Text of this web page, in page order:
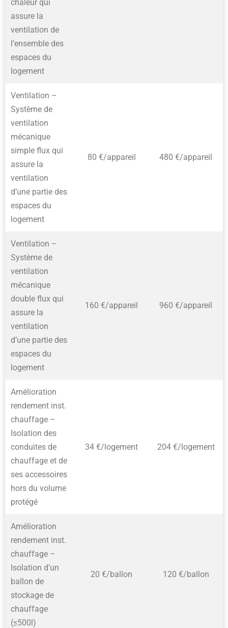
chaleur qui
assure la
ventilation de
l’ensemble des
espaces du
logement
Ventilation –
Système de
ventilation
mécanique
simple flux qui
assure la
ventilation
d’une partie des
espaces du
logement
80 €/appareil 480 €/appareil
Ventilation –
Système de
ventilation
mécanique
double flux qui
assure la
ventilation
d’une partie des
espaces du
logement
160 €/appareil 960 €/appareil
Amélioration
rendement inst.
chauffage –
Isolation des
conduites de
chauffage et de
ses accessoires
hors du volume
protégé
34 €/logement 204 €/logement
Amélioration
rendement inst.
chauffage –
Isolation d’un
ballon de
stockage de
chauffage
(≤500l)
20 €/ballon 120 €/ballon